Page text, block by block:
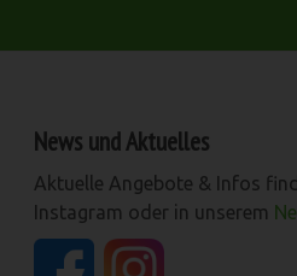
News und Aktuelles
Aktuelle Angebote & Infos
Instagram oder in unserem